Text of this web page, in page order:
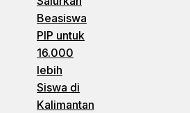
Beasiswa
PIP untuk
16.000
lebih
Siswa di
Kalimantan